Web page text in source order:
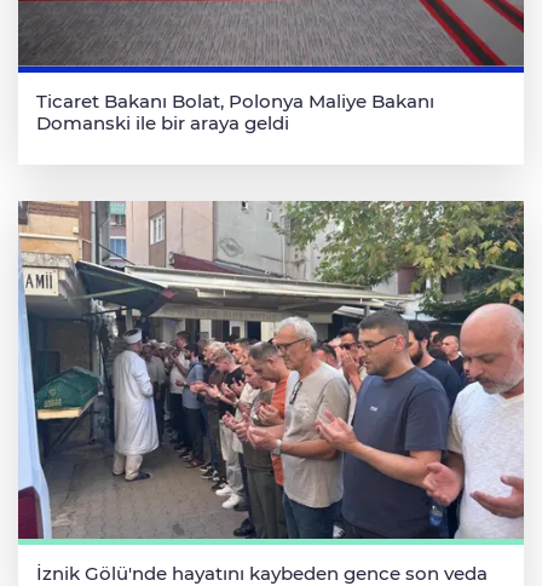
Ticaret Bakanı Bolat, Polonya Maliye Bakanı
Domanski ile bir araya geldi
İznik Gölü'nde hayatını kaybeden gence son veda